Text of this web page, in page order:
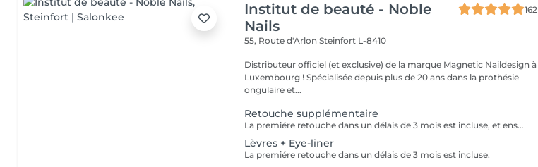
Institut de beauté - Noble
Nails
162
55, Route d'ArlonSteinfort L-8410
Distributeur officiel (et exclusive) de la marque Magnetic Naildesign à
Luxembourg ! Spécialisée depuis plus de 20 ans dans la prothésie
ongulaire et...
Retouche supplémentaire
La premiére retouche dans un délais de 3 mois est incluse, et ensuite , après 2 ans a moitié prix
Lèvres + Eye-liner
La premiére retouche dans un délais de 3 mois est incluse.